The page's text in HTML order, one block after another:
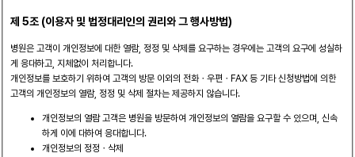
제 5조 (이용자 및 법정대리인의 권리와 그 행사방법)
병원은 고객이 개인정보에 대한 열람, 정정 및 삭제를 요구하는 경우에는 고객의 요구에 성실하
게 응대하고, 지체없이 처리합니다.
개인정보를 보호하기 위하여 고객의 방문 이외의 전화ㆍ우편ㆍFAX 등 기타 신청방법에 의한
고객의 개인정보의 열람, 정정 및 삭제 절차는 제공하지 않습니다.
개인정보의 열람 고객은 병원을 방문하여 개인정보의 열람을 요구할 수 있으며, 신속
하게 이에 대하여 응대합니다.
개인정보의 정정ㆍ삭제